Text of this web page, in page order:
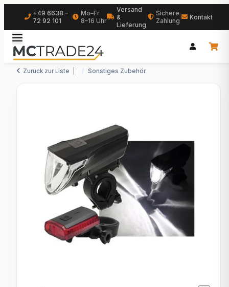
+49 6638 –
72 92 101
Mo–Fr
8–16 Uhr
Versand
&
Lieferung
Sichere
Zahlung
Kontakt
Zurück zur Liste Sonstiges Zubehör